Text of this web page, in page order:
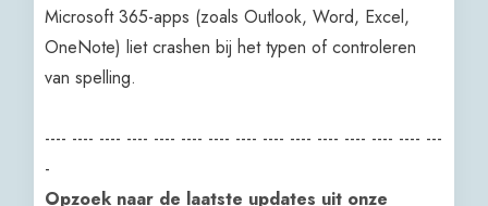
Microsoft 365-apps (zoals Outlook, Word, Excel,
OneNote) liet crashen bij het typen of controleren
van spelling.
---- ---- ---- ---- ---- ---- ---- ---- ---- ---- ---- ---- ---- ---- ---
-
Opzoek naar de laatste updates uit onze